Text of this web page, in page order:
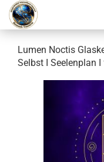
Lumen Noctis
Selbst I Seelenplan I